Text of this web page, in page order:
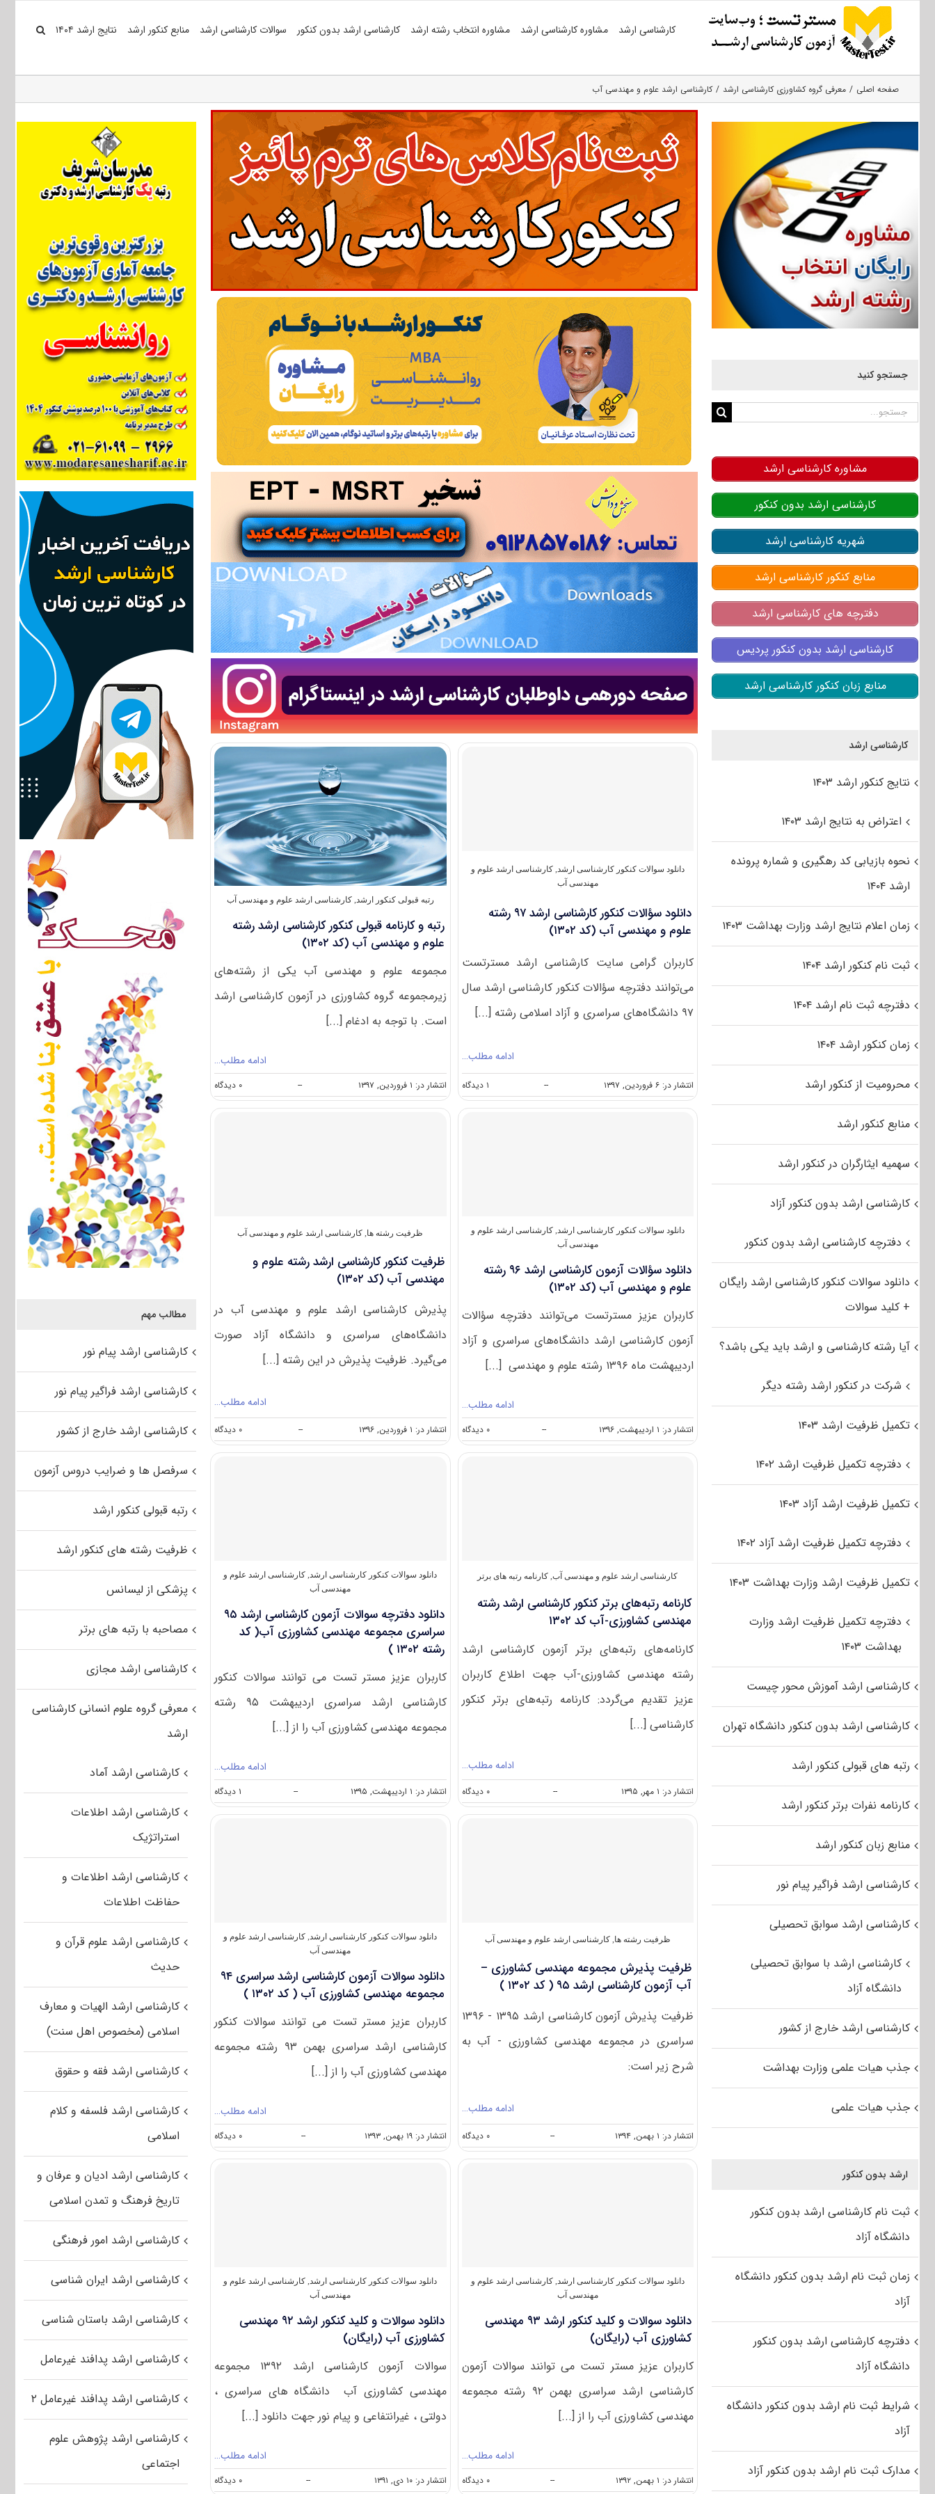
کارشناسی ارشد مشاوره کارشناسی ارشد مشاوره انتخاب رشته ارشد کارشناسی ارشد بدون کنکور سوالات کارشناسی ارشد منابع کنکور ارشد نتایج ارشد ۱۴۰۴
صفحه اصلی معرفی گروه کشاورزی کارشناسی ارشد کارشناسی ارشد علوم و مهندسی آب
دانلود سوالات کنکور کارشناسی ارشد,کارشناسی ارشد علوم و
مهندسی آب
دانلود سؤالات کنکور کارشناسی ارشد ۹۷ رشته
علوم و مهندسی آب (کد ۱۳۰۲)
کاربران گرامی سایت کارشناسی ارشد مسترتست
می‌توانند دفترچه سؤالات کنکور کارشناسی ارشد سال
۹۷ دانشگاه‌های سراسری و آزاد اسلامی رشته [...]
ادامه مطلب…
انتشار در: ۶ فروردین, ۱۳۹۷ -- ۱ دیدگاه
دانلود
سؤالات
رتبه قبولی کنکور ارشد,کارشناسی ارشد علوم و مهندسی آب
رتبه و کارنامه قبولی کنکور کارشناسی ارشد رشته
علوم و مهندسی آب (کد ۱۳۰۲)
مجموعه علوم و مهندسی آب یکی از رشته‌های
زیرمجموعه گروه کشاورزی در آزمون کارشناسی ارشد
است. با توجه به ادغام [...]
ادامه مطلب…
انتشار در: ۱ فروردین, ۱۳۹۷ -- ۰ دیدگاه
on
رتبه
و
دانلود سوالات کنکور کارشناسی ارشد,کارشناسی ارشد علوم و
مهندسی آب
دانلود سؤالات آزمون کارشناسی ارشد ۹۶ رشته
علوم و مهندسی آب (کد ۱۳۰۲)
کاربران عزیز مسترتست می‌توانند دفترچه سؤالات
آزمون کارشناسی ارشد دانشگاه‌های سراسری و آزاد
اردیبهشت ماه ۱۳۹۶ رشته علوم و مهندسی [...]
ادامه مطلب…
انتشار در: ۱ اردیبهشت, ۱۳۹۶ -- ۰ دیدگاه
دانلود
سؤالات
ظرفیت رشته ها, کارشناسی ارشد علوم و مهندسی آب
ظرفیت کنکور کارشناسی ارشد رشته علوم و
مهندسی آب (کد ۱۳۰۲)
پذیرش کارشناسی ارشد علوم و مهندسی آب در
دانشگاه‌های سراسری و دانشگاه آزاد صورت
می‌گیرد. ظرفیت پذیرش در این رشته [...]
ادامه مطلب…
انتشار در: ۱ فروردین, ۱۳۹۶ -- ۰ دیدگاه
on
ظرفیت
کنکور
کارشناسی
مهندسی
کارشناسی ارشد علوم و مهندسی آب, کارنامه رتبه های برتر
کارنامه رتبه‌های برتر کنکور کارشناسی ارشد رشته
مهندسی کشاورزی-آب کد ۱۳۰۲
کارنامه‌های رتبه‌های برتر آزمون کارشناسی ارشد
رشته مهندسی کشاورزی-آب جهت اطلاع کاربران
عزیز تقدیم می‌گردد: کارنامه رتبه‌های برتر کنکور
کارشناسی [...]
ادامه مطلب…
انتشار در: ۱ مهر, ۱۳۹۵ -- ۰ دیدگاه
کارنامه
رتبه‌های
دانلود سوالات کنکور کارشناسی ارشد, کارشناسی ارشد علوم و
مهندسی آب
دانلود دفترچه سوالات آزمون کارشناسی ارشد ۹۵
سراسری مجموعه مهندسی کشاورزی آب( کد
رشته ۱۳۰۲ )
کاربران عزیز مستر تست می توانند سوالات کنکور
کارشناسی ارشد سراسری اردیبهشت ۹۵ رشته
مجموعه مهندسی کشاورزی آب را از [...]
ادامه مطلب…
انتشار در: ۱ اردیبهشت, ۱۳۹۵ -- ۱ دیدگاه
on
دانلود
دفترچه
کارشناسی
مهندسی
ظرفیت رشته ها,کارشناسی ارشد علوم و مهندسی آب
ظرفیت پذیرش مجموعه مهندسی کشاورزی –
آب آزمون کارشناسی ارشد ۹۵ ( کد ۱۳۰۲ )
ظرفیت پذیرش آزمون کارشناسی ارشد ۱۳۹۵ - ۱۳۹۶
سراسری در مجموعه مهندسی کشاورزی - آب به
شرح زیر است:
ادامه مطلب…
انتشار در: ۱ بهمن, ۱۳۹۴ -- ۰ دیدگاه
ظرفیت
پذیرش
دانلود سوالات کنکور کارشناسی ارشد, کارشناسی ارشد علوم و
مهندسی آب
دانلود سوالات آزمون کارشناسی ارشد سراسری ۹۴
مجموعه مهندسی کشاورزی آب ( کد ۱۳۰۲ )
کاربران عزیز مستر تست می توانند سوالات کنکور
کارشناسی ارشد سراسری بهمن ۹۳ رشته مجموعه
مهندسی کشاورزی آب را از [...]
ادامه مطلب…
انتشار در: ۱۹ بهمن, ۱۳۹۳ -- ۰ دیدگاه
on
دانلود
سوالات
دانلود سوالات کنکور کارشناسی ارشد,کارشناسی ارشد علوم و
مهندسی آب
دانلود سوالات و کلید کنکور ارشد ۹۳ مهندسی
کشاورزی آب (رایگان)
کاربران عزیز مستر تست می توانند سوالات آزمون
کارشناسی ارشد سراسری بهمن ۹۲ رشته مجموعه
مهندسی کشاورزی آب را از [...]
ادامه مطلب…
انتشار در: ۱ بهمن, ۱۳۹۲ -- ۰ دیدگاه
دانلود سوالات کنکور کارشناسی ارشد, کارشناسی ارشد علوم و
مهندسی آب
دانلود سوالات و کلید کنکور ارشد ۹۲ مهندسی
کشاورزی آب (رایگان)
سوالات آزمون کارشناسی ارشد ۱۳۹۲ مجموعه
مهندسی کشاورزی آب دانشگاه های سراسری ،
دولتی ، غیرانتفاعی و پیام نور جهت دانلود [...]
ادامه مطلب…
انتشار در: ۱۰ دی, ۱۳۹۱ -- ۰ دیدگاه
on
مطالب مهم
کارشناسی ارشد پیام نور
کارشناسی ارشد فراگیر پیام نور
کارشناسی ارشد خارج از کشور
سرفصل ها و ضرایب دروس آزمون
رتبه قبولی کنکور ارشد
ظرفیت رشته های کنکور ارشد
پزشکی از لیسانس
مصاحبه با رتبه های برتر
کارشناسی ارشد مجازی
معرفی گروه علوم انسانی کارشناسی
ارشد
کارشناسی ارشد آماد
کارشناسی ارشد اطلاعات
استراتژیک
کارشناسی ارشد اطلاعات و
حفاظت اطلاعات
کارشناسی ارشد علوم قرآن و
حدیث
کارشناسی ارشد الهیات و معارف
اسلامی (مخصوص اهل سنت)
کارشناسی ارشد فقه و حقوق
کارشناسی ارشد فلسفه و کلام
اسلامی
کارشناسی ارشد ادیان و عرفان و
تاریخ فرهنگ و تمدن اسلامی
کارشناسی ارشد امور فرهنگی
کارشناسی ارشد ایران شناسی
کارشناسی ارشد باستان شناسی
کارشناسی ارشد پدافند غیرعامل
کارشناسی ارشد پدافند غیرعامل ۲
کارشناسی ارشد پژوهش علوم
اجتماعی
جستجو کنید
جستجو
مشاوره کارشناسی ارشد
کارشناسی ارشد بدون کنکور
شهریه کارشناسی ارشد
منابع کنکور کارشناسی ارشد
دفترچه های کارشناسی ارشد
کارشناسی ارشد بدون کنکور پردیس
منابع زبان کنکور کارشناسی ارشد
کارشناسی ارشد
نتایج کنکور ارشد ۱۴۰۳
اعتراض به نتایج ارشد ۱۴۰۳
نحوه بازیابی کد رهگیری و شماره پرونده
ارشد ۱۴۰۴
زمان اعلام نتایج ارشد وزارت بهداشت ۱۴۰۳
ثبت نام کنکور ارشد ۱۴۰۴
دفترچه ثبت نام ارشد ۱۴۰۴
زمان کنکور ارشد ۱۴۰۴
محرومیت از کنکور ارشد
منابع کنکور ارشد
سهمیه ایثارگران در کنکور ارشد
کارشناسی ارشد بدون کنکور آزاد
دفترچه کارشناسی ارشد بدون کنکور
دانلود سوالات کنکور کارشناسی ارشد رایگان
+ کلید سوالات
آیا رشته کارشناسی و ارشد باید یکی باشد؟
شرکت در کنکور ارشد رشته دیگر
تکمیل ظرفیت ارشد ۱۴۰۳
دفترچه تکمیل ظرفیت ارشد ۱۴۰۲
تکمیل ظرفیت ارشد آزاد ۱۴۰۳
دفترچه تکمیل ظرفیت ارشد آزاد ۱۴۰۲
تکمیل ظرفیت ارشد وزارت بهداشت ۱۴۰۳
دفترچه تکمیل ظرفیت ارشد وزارت
بهداشت ۱۴۰۳
کارشناسی ارشد آموزش محور چیست
کارشناسی ارشد بدون کنکور دانشگاه تهران
رتبه های قبولی کنکور ارشد
کارنامه نفرات برتر کنکور ارشد
منابع زبان کنکور ارشد
کارشناسی ارشد فراگیر پیام نور
کارشناسی ارشد سوابق تحصیلی
کارشناسی ارشد با سوابق تحصیلی
دانشگاه آزاد
کارشناسی ارشد خارج از کشور
جذب هیات علمی وزارت بهداشت
جذب هیات علمی
ارشد بدون کنکور
ثبت نام کارشناسی ارشد بدون کنکور
دانشگاه آزاد
زمان ثبت نام ارشد بدون کنکور دانشگاه
آزاد
دفترچه کارشناسی ارشد بدون کنکور
دانشگاه آزاد
شرایط ثبت نام ارشد بدون کنکور دانشگاه
آزاد
مدارک ثبت نام ارشد بدون کنکور آزاد